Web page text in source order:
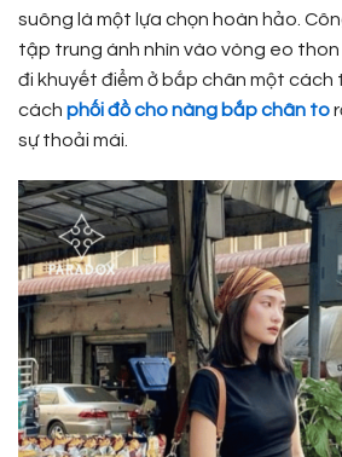
suông là một lựa chọn hoàn hảo.
tập trung ánh nhìn vào vòng eo
đi khuyết điểm ở bắp chân một cách
cách phối đồ cho nàng bắp chân to
sự thoải mái.